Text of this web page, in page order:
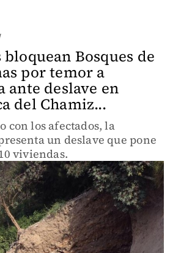
bloquean Bosques de
por temor a
ante deslave en
del Chamiz...
con los afectados, la
un deslave que pone
viviendas.